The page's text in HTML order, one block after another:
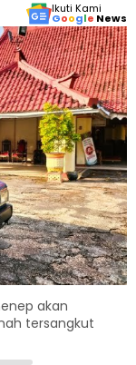
Ikuti Kami
Google News
akan
tersangkut